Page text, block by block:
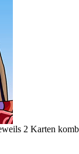
2 Karten